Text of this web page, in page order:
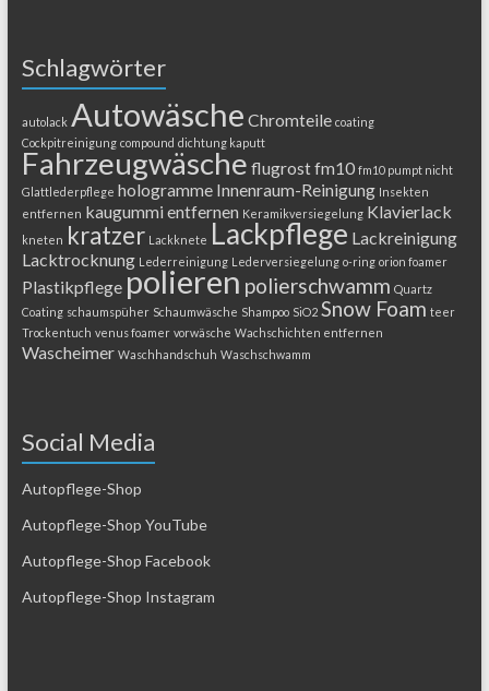
Schlagwörter
autolack Autowäsche Chromteile coating
Cockpitreinigung compound dichtung kaputt
Fahrzeugwäsche flugrostfm10 fm10 pumpt nicht
Glattlederpflege hologramme Innenraum-Reinigung Insekten
entfernen kaugummi entfernen Keramikversiegelung Klavierlack
kneten kratzer Lackknete Lackpflege Lackreinigung
Lacktrocknung Lederreinigung Lederversiegelung o-ring orion foamer
Plastikpflege polieren polierschwamm Quartz
Coating schaumspüher Schaumwäsche Shampoo SiO2 Snow Foam teer
Trockentuch venus foamer vorwäsche Wachschichten entfernen
Wascheimer Waschhandschuh Waschschwamm
Social Media
Autopflege-Shop
Autopflege-Shop YouTube
Autopflege-Shop Facebook
Autopflege-Shop Instagram